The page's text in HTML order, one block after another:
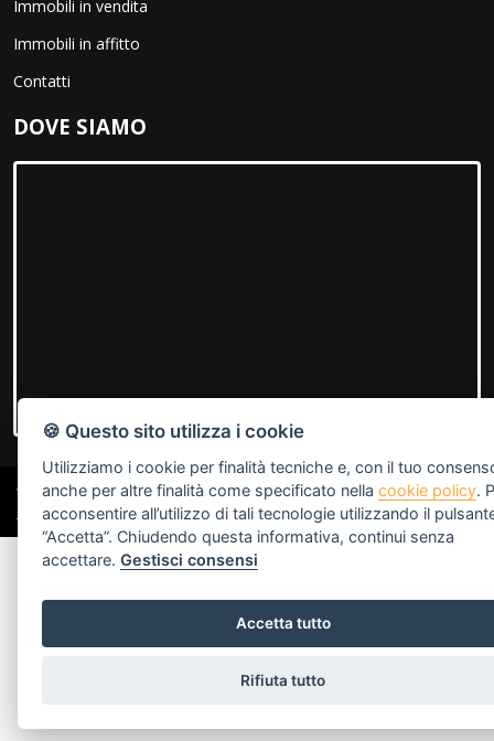
Immobili in vendita
Immobili in affitto
Contatti
DOVE SIAMO
©2019 Cambio-casa.net | Sede 1: Via Giovanni Torti 222A/R -
16143 Genova (GE)
Sede 2: C. Italia 15R - 16145 Genova (GE) - PI 02234000996
Gestisci Cookie
Policy
🍪 Questo sito utilizza i cookie
Utilizziamo i cookie per finalità tecniche e, con il tuo
anche per altre finalità come specificato nellacookie policy.
acconsentire all’utilizzo di tali tecnologie utilizzando il
“Accetta”. Chiudendo questa informativa, continui senza
accettare.Gestisci consensi
Accetta tutto
Rifiuta tutto